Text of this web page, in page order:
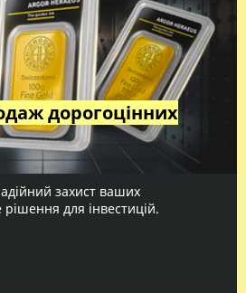
дорогоцінних
захист ваших
для інвестицій.